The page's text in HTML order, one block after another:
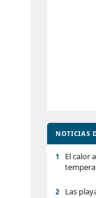
NOTICIAS
1
El calor
2
Las